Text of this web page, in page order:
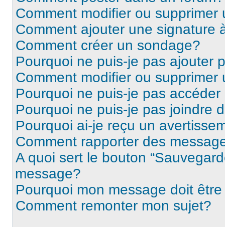
Comment modifier ou supprimer
Comment ajouter une signature
Comment créer un sondage?
Pourquoi ne puis-je pas ajouter
Comment modifier ou supprimer
Pourquoi ne puis-je pas
Pourquoi ne puis-je pas joindre
Pourquoi ai-je reçu un
Comment rapporter des
A quoi sert le bouton
message?
Pourquoi mon message doit
Comment remonter mon sujet?